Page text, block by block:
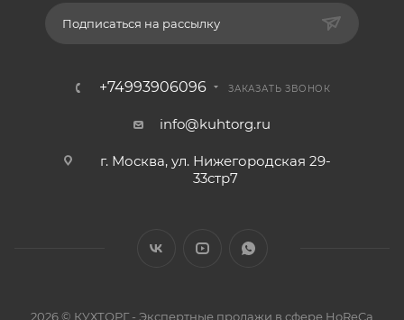
Подписаться на рассылку
+74993906096 ЗАКАЗАТЬ ЗВОНОК
info@kuhtorg.ru
г. Москва, ул. Нижегородская 29-
33стр7
2026 © КУХТОРГ - Экспертные продажи в сфере HoReCa